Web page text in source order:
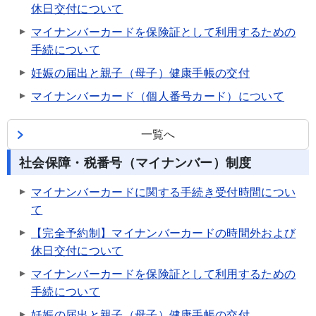
休日交付について
マイナンバーカードを保険証として利用するための
手続について
妊娠の届出と親子（母子）健康手帳の交付
マイナンバーカード（個人番号カード）について
一覧へ
社会保障・税番号（マイナンバー）制度
マイナンバーカードに関する手続き受付時間につい
て
【完全予約制】マイナンバーカードの時間外および
休日交付について
マイナンバーカードを保険証として利用するための
手続について